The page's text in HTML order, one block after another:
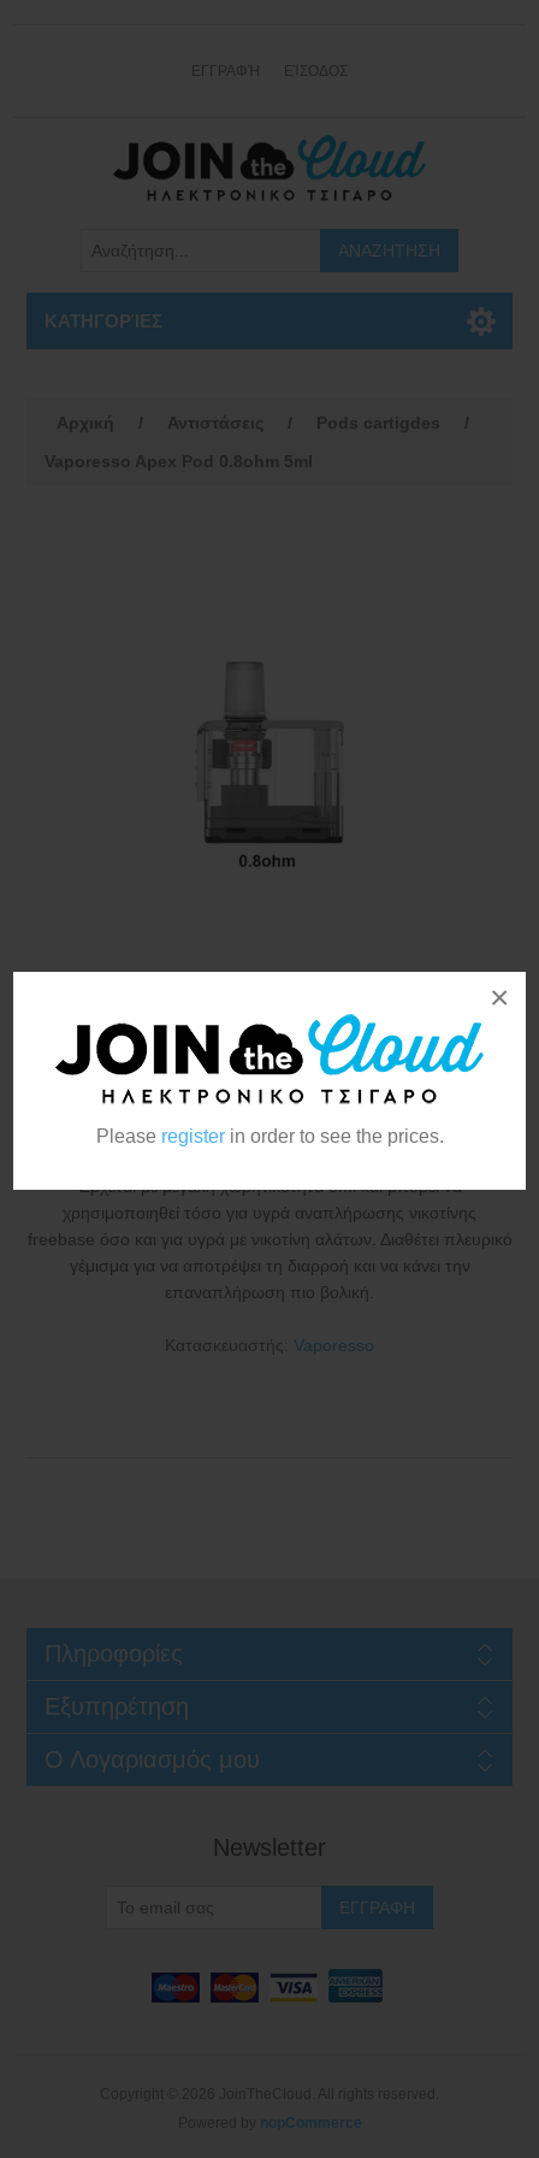
Please registerin order to see the prices.
×
ΕΓΓΡΑΦΉ ΕΊΣΟΔΟΣ
ΚΑΤΗΓΟΡΊΕΣ
Αρχική / Αντιστάσεις / Pods cartigdes
/
Vaporesso Apex Pod 0.8ohm 5ml
Vaporesso Apex Pod 0.8ohm
5ml
Το Vaporesso APEX Pod Cartridge είναι ένα ανθεκτικό και
Έρχεται με μεγάλη χωρητικότητα 5ml και μπορεί να
χρησιμοποιηθεί τόσο για υγρά αναπλήρωσης νικοτίνης
freebase όσο και για υγρά με νικοτίνη αλάτων. Διαθέτει πλευρικό
γέμισμα για να αποτρέψει τη διαρροή και να κάνει την
επαναπλήρωση πιο βολική.
Κατασκευαστής: Vaporesso
Πληροφορίες
Εξυπηρέτηση
Ο Λογαριασμός μου
Newsletter
nopCommerce